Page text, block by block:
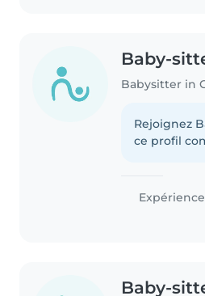
Baby-
Rejoignez
ce profil
Baby-